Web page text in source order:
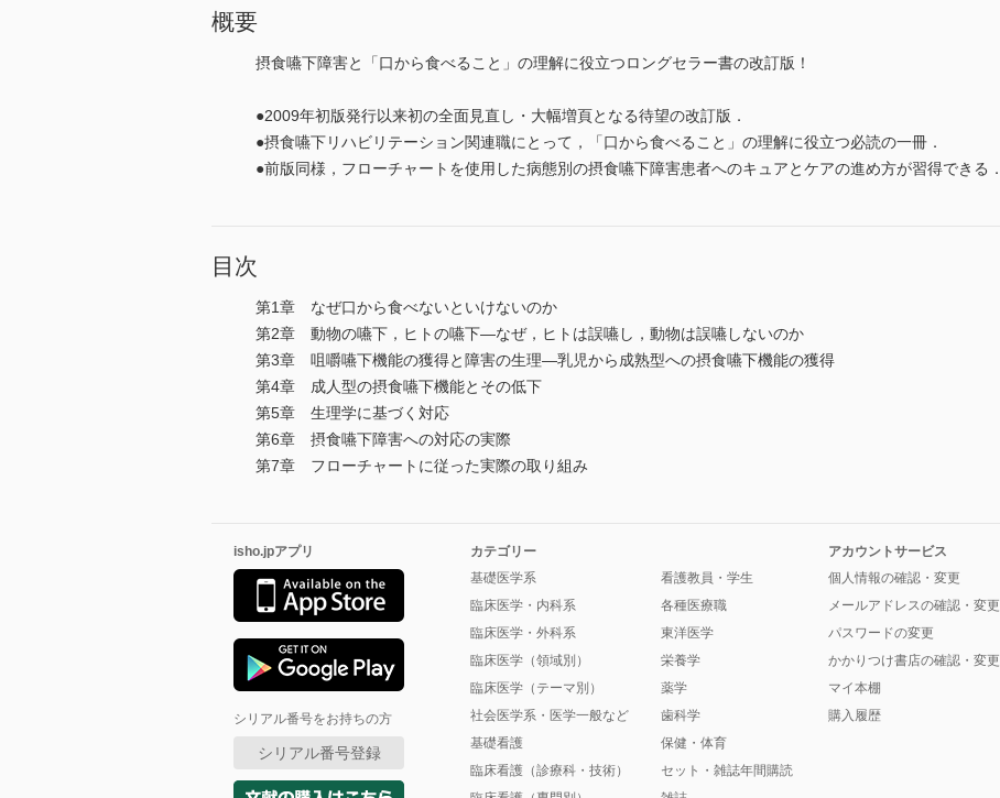
概要
摂食嚥下障害と「口から食べること」の理解に役立つロングセラー書の改訂版！
●2009年初版発行以来初の全面見直し・大幅増頁となる待望の改訂版．
●摂食嚥下リハビリテーション関連職にとって，「口から食べること」の理解に役立つ必読の一冊．
●前版同様，フローチャートを使用した病態別の摂食嚥下障害患者へのキュアとケアの進め方が習得できる．
目次
第1章 なぜ口から食べないといけないのか
第2章 動物の嚥下，ヒトの嚥下―なぜ，ヒトは誤嚥し，動物は誤嚥しないのか
第3章 咀嚼嚥下機能の獲得と障害の生理―乳児から成熟型への摂食嚥下機能の獲得
第4章 成人型の摂食嚥下機能とその低下
第5章 生理学に基づく対応
第6章 摂食嚥下障害への対応の実際
第7章 フローチャートに従った実際の取り組み
isho.jpアプリ
シリアル番号をお持ちの方
シリアル番号登録
カテゴリー
基礎医学系
臨床医学・内科系
臨床医学・外科系
臨床医学（領域別）
臨床医学（テーマ別）
社会医学系・医学一般など
基礎看護
臨床看護（診療科・技術）
看護教員・学生
各種医療職
東洋医学
栄養学
薬学
歯科学
保健・体育
セット・雑誌年間購読
アカウントサービス
個人情報の確認・変更
メールアドレスの確認・変更
パスワードの変更
かかりつけ書店の確認・変更
マイ本棚
購入履歴